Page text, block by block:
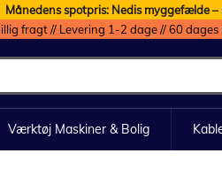
Månedens spotpris: Nedis myggefælde –
fragt // Levering 1-2 dage // 60
Værktøj Maskiner & Bolig